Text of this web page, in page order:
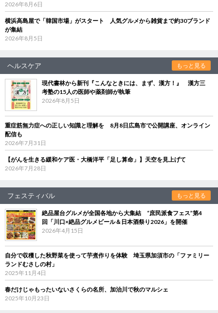
2026年8月6日
横浜高島屋で「韓国市場」がスタート 人気グルメから雑貨まで約30ブランド
が集結
2026年8月5日
ヘルスケア もっと見る
現代書林から新刊『こんなときには、まず、漢方！』 漢方三
考塾の15人の医師や薬剤師が執筆
2026年8月5日
重症筋無力症への正しい知識と理解を 8月8日広島市で公開講座、オンライン
配信も
2026年7月31日
【がんを生きる緩和ケア医・大橋洋平「足し算命」】天空を見上げて
2026年7月28日
フェスティバル もっと見る
絶品屋台グルメが全国各地から大集結 “庶民派食フェス”第4
回「川口×絶品グルメビール＆日本酒祭り2026」を開催
2026年4月15日
自分で収穫した秋野菜を使って芋煮作りを体験 埼玉県加須市の「ファミリー
ランドむさしの村」
2025年11月4日
春だけじゃもったいないさくらの名所、加治川で秋のマルシェ
2025年10月23日